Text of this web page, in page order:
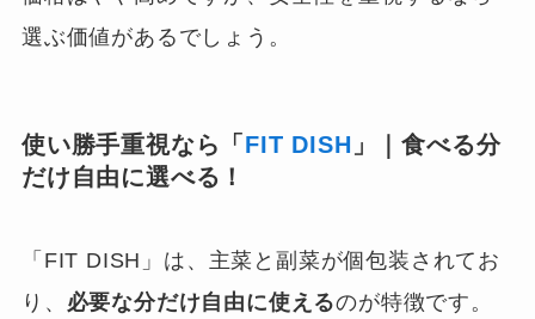
選ぶ価値があるでしょう。
使い勝手重視なら「 FIT DISH 」｜食べる分
だけ自由に選べる！
「FIT DISH」は、主菜と副菜が個包装されてお
り、 必要な分だけ自由に使えるのが特徴です。